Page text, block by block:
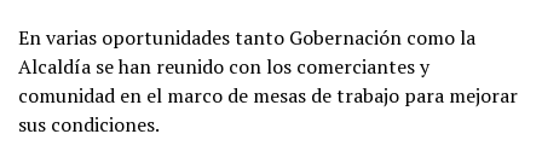
En varias oportunidades tanto Gobernación como la
Alcaldía se han reunido con los comerciantes y
comunidad en el marco de mesas de trabajo para mejorar
sus condiciones.